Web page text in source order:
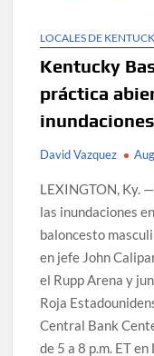
LOCALES DE
Kentucky
práctica
David Vazquez
LEXINGTON, Ky.
las inundaciones
baloncesto
en jefe John
el Rupp Arena y
Roja
Central Bank
de 5 a 8 p.m. ET en